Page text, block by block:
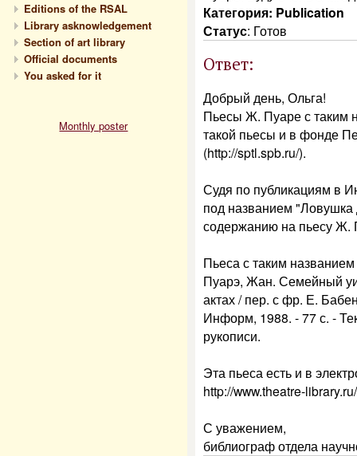
Editions of the RSAL
Library asknowledgement
Section of art library
Official documents
You asked for it
Monthly poster
Категория: Publication
Статус: Готов
Ответ:
Добрый день, Ольга!
Пьесы Ж. Пуаре с таким
такой пьесы и в фонде
(http://sptl.spb.ru/).
Судя по публикациям в
под названием
содержанию на пьесу
Пьеса с таким
Пуарэ, Жан. Семейный
актах / пер. с фр. Е.
Информ, 1988. - 77 с. -
рукописи.
Эта пьеса есть и в
http://www.theatre-
С уважением,
библиограф отдела